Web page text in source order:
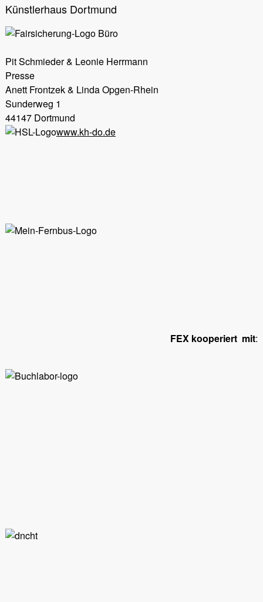
Künstlerhaus Dortmund
Büro
Pit Schmieder & Leonie Herrmann
Presse
Anett Frontzek & Linda Opgen-Rhein
Sunderweg 1
44147 Dortmund
www.kh-do.de
FEX kooperiert mit: